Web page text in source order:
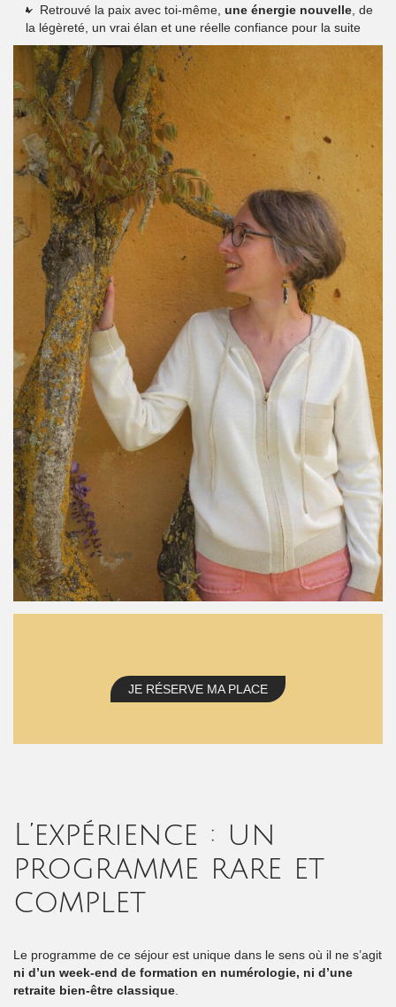
Retrouvé la paix avec toi-même,une énergie nouvelle , de
la légèreté, un vrai élan et une réelle confiance pour la suite
JE RÉSERVE MA PLACE
L’expérience : un
programme rare et
complet
Le programme de ce séjour est unique dans le sens où il ne s’agit
ni d’un week-end de formation en numérologie, ni d’une
retraite bien-être classique